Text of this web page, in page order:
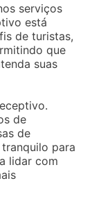
serviços
está
de turistas,
que
suas
de
de
para
lidar com